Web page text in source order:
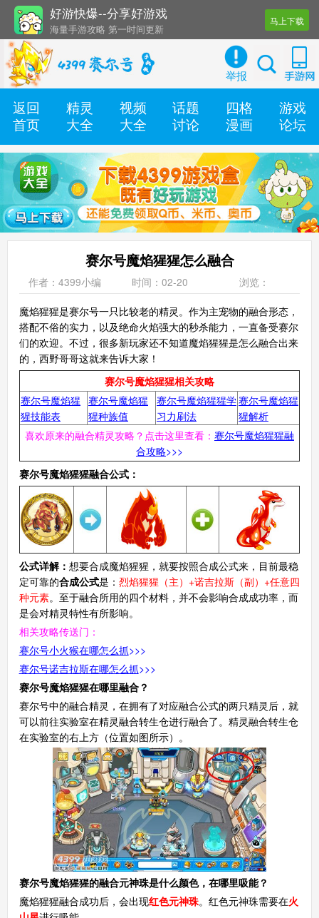
好游快爆--分享好游戏
海量手游攻略 第一时间更新
还有几十款实用辅助工具
马上下载
举报
返回
首页
精灵
大全
视频
大全
话题
讨论
四格
漫画
游戏
论坛
赛尔号魔焰猩猩怎么融合
作者：4399小编 时间：02-20 浏览：
魔焰猩猩是赛尔号一只比较老的精灵。作为主宠物的融合形态，
搭配不俗的实力，以及绝命火焰强大的秒杀能力，一直备受赛尔
们的欢迎。不过，很多新玩家还不知道魔焰猩猩是怎么融合出来
的，西野哥哥这就来告诉大家！
赛尔号魔焰猩猩相关攻略
赛尔号魔焰猩
猩技能表
赛尔号魔焰猩
猩种族值
赛尔号魔焰猩猩学
习力刷法
赛尔号魔焰猩
猩解析
喜欢原来的融合精灵攻略？点击这里查看： 赛尔号魔焰猩猩融
合攻略>>>
赛尔号魔焰猩猩融合公式：
公式详解： 想要合成魔焰猩猩，就要按照合成公式来，目前最稳
定可靠的合成公式是： 烈焰猩猩（主）+诺吉拉斯（副）+任意四
种元素。至于融合所用的四个材料，并不会影响合成成功率，而
是会对精灵特性有所影响。
相关攻略传送门：
赛尔号小火猴在哪怎么抓>>>
赛尔号诺吉拉斯在哪怎么抓>>>
赛尔号魔焰猩猩在哪里融合？
赛尔号中的融合精灵，在拥有了对应融合公式的两只精灵后，就
可以前往实验室在精灵融合转生仓进行融合了。精灵融合转生仓
在实验室的右上方（位置如图所示）。
赛尔号魔焰猩猩的融合元神珠是什么颜色，在哪里吸能？
魔焰猩猩融合成功后，会出现红色元神珠。红色元神珠需要在火